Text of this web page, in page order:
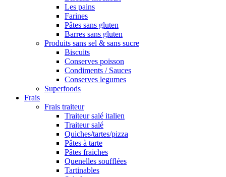
Les pains
Farines
Pâtes sans gluten
Barres sans gluten
Produits sans sel & sans sucre
Biscuits
Conserves poisson
Condiments / Sauces
Conserves legumes
Superfoods
Frais
Frais traiteur
Traiteur salé italien
Traiteur salé
Quiches/tartes/pizza
Pâtes à tarte
Pâtes fraiches
Quenelles soufflées
Tartinables